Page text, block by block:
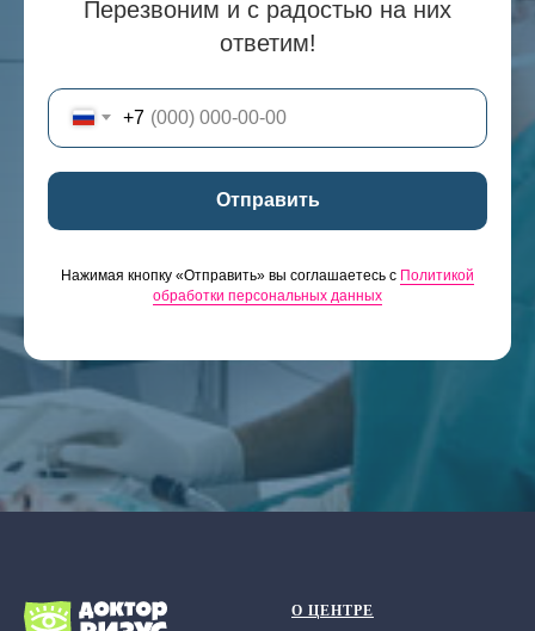
Перезвоним и с радостью на них
ответим!
+7
Отправить
Нажимая кнопку «Отправить» вы соглашаетесь с Политикой
обработки персональных данных
О ЦЕНТРЕ